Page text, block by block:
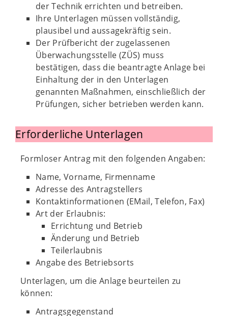
der Technik errichten und betreiben.
Ihre Unterlagen müssen vollständig,
plausibel und aussagekräftig sein.
Der Prüfbericht der zugelassenen
Überwachungsstelle (ZÜS) muss
bestätigen, dass die beantragte Anlage bei
Einhaltung der in den Unterlagen
genannten Maßnahmen, einschließlich der
Prüfungen, sicher betrieben werden kann.
Erforderliche Unterlagen
Formloser Antrag mit den folgenden Angaben:
Name, Vorname, Firmenname
Adresse des Antragstellers
Kontaktinformationen (EMail, Telefon, Fax)
Art der Erlaubnis:
Errichtung und Betrieb
Änderung und Betrieb
Teilerlaubnis
Angabe des Betriebsorts
Unterlagen, um die Anlage beurteilen zu
können:
Antragsgegenstand